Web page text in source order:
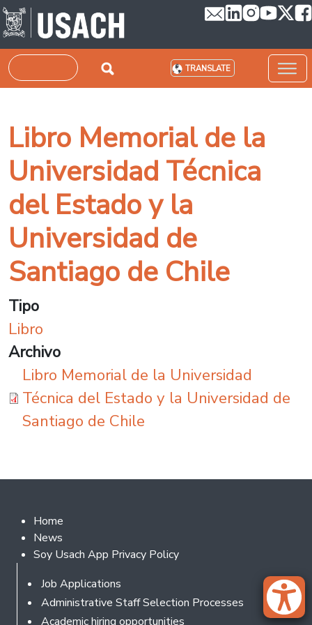
Skip to main content
Search TRANSLATE
Libro Memorial de la
Universidad Técnica
del Estado y la
Universidad de
Santiago de Chile
Tipo
Libro
Archivo
Libro Memorial de la Universidad
Técnica del Estado y la Universidad de
Santiago de Chile
Footer 2
Home
News
Soy Usach App Privacy Policy
Footer
Job Applications
Administrative Staff Selection Processes
Academic hiring opportunities